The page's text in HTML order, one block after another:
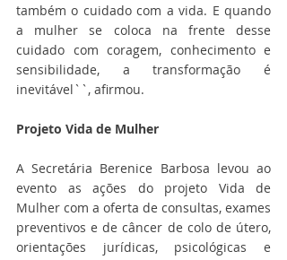
também o cuidado com a vida. E quando
a mulher se coloca na frente desse
cuidado com coragem, conhecimento e
sensibilidade, a transformação é
inevitável``, afirmou.
Projeto Vida de Mulher
A Secretária Berenice Barbosa levou ao
evento as ações do projeto Vida de
Mulher com a oferta de consultas, exames
preventivos e de câncer de colo de útero,
orientações jurídicas, psicológicas e